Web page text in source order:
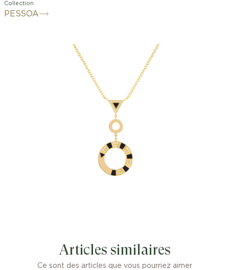
Collection
PESSOA
Articles similaires
Ce sont des articles que vous pourriez aimer